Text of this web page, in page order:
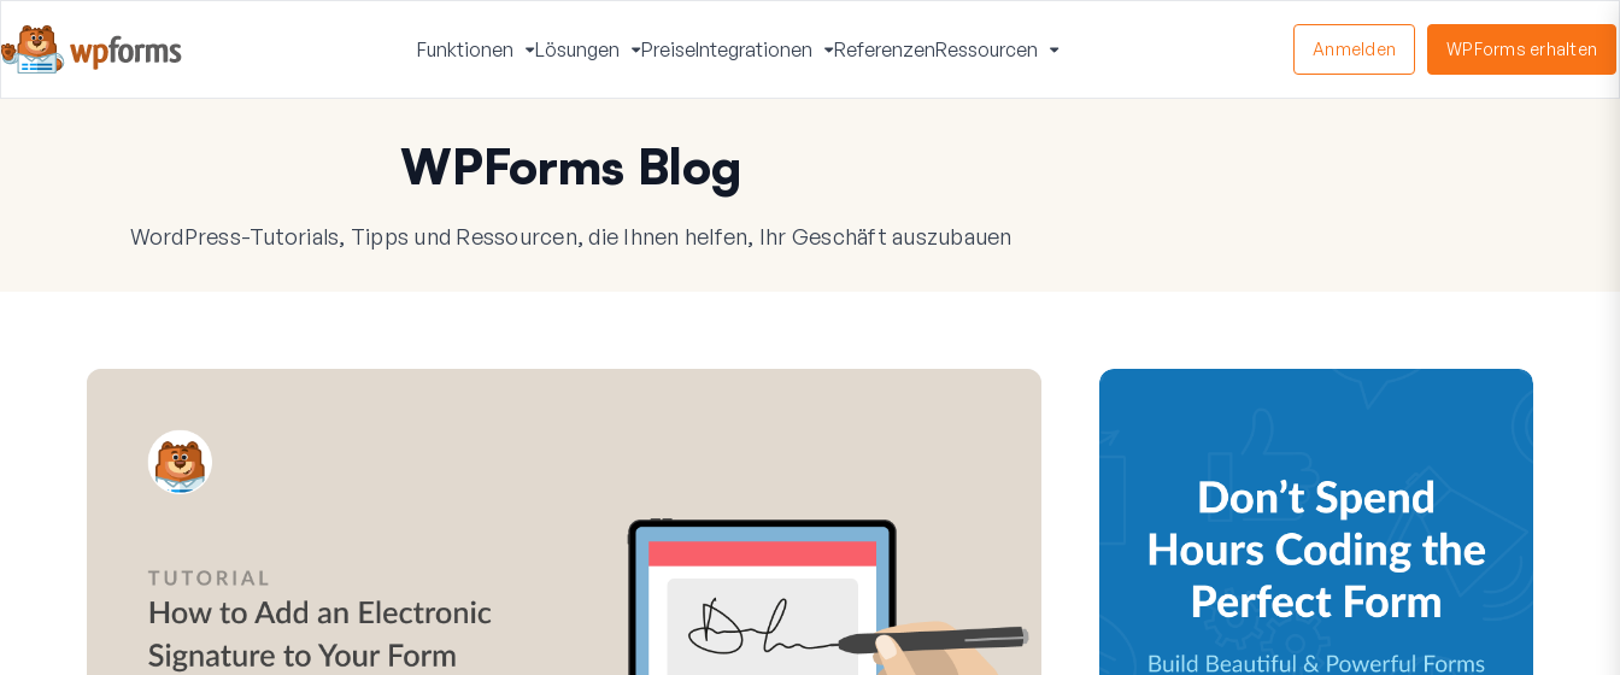
Funktionen
Menü
umschalten
Lösungen
Menü
umschalten
PreiseIntegrationen
Menü
umschalten
ReferenzenRessourcen
umschalten
Anmelden WPForms erhalten
WPForms Blog
WordPress-Tutorials, Tipps und Ressourcen, die Ihnen helfen, Ihr Geschäft auszubauen